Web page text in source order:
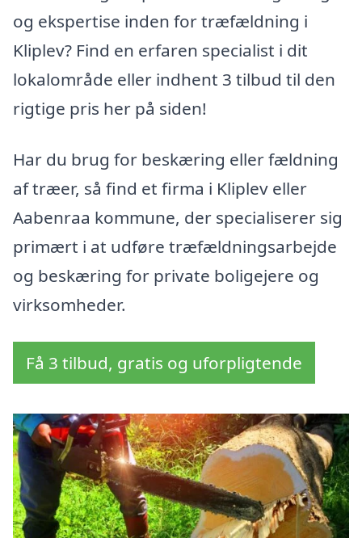
og ekspertise inden for træfældning i
Kliplev? Find en erfaren specialist i dit
lokalområde eller indhent 3 tilbud til den
rigtige pris her på siden!
Har du brug for beskæring eller fældning
af træer, så find et firma i Kliplev eller
Aabenraa kommune, der specialiserer sig
primært i at udføre træfældningsarbejde
og beskæring for private boligejere og
virksomheder.
Få 3 tilbud, gratis og uforpligtende